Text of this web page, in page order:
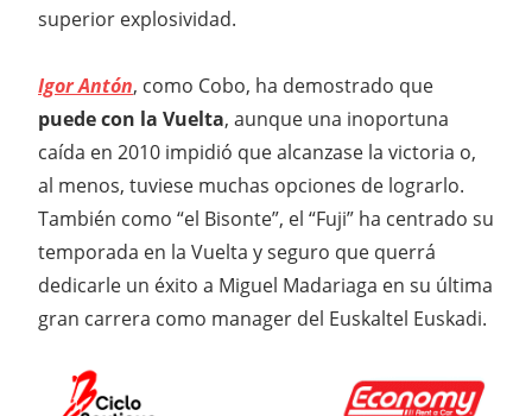
superior explosividad.
Igor Antón, como Cobo, ha demostrado que
puede con la Vuelta, aunque una inoportuna
caída en 2010 impidió que alcanzase la victoria o,
al menos, tuviese muchas opciones de lograrlo.
También como “el Bisonte”, el “Fuji” ha centrado su
temporada en la Vuelta y seguro que querrá
dedicarle un éxito a Miguel Madariaga en su última
gran carrera como manager del Euskaltel Euskadi.